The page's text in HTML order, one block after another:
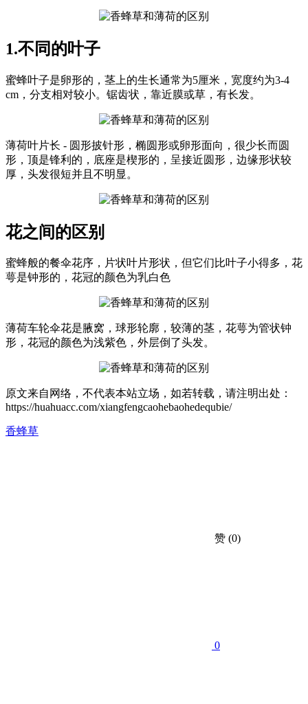
1.不同的叶子
蜜蜂叶子是卵形的，茎上的生长通常为5厘米，宽度约为3-4
cm，分支相对较小。锯齿状，靠近膜或草，有长发。
薄荷叶片长 - 圆形披针形，椭圆形或卵形面向，很少长而圆
形，顶是锋利的，底座是楔形的，呈接近圆形，边缘形状较
厚，头发很短并且不明显。
花之间的区别
蜜蜂般的餐伞花序，片状叶片形状，但它们比叶子小得多，花
萼是钟形的，花冠的颜色为乳白色
薄荷车轮伞花是腋窝，球形轮廓，较薄的茎，花萼为管状钟
形，花冠的颜色为浅紫色，外层倒了头发。
原文来自网络，不代表本站立场，如若转载，请注明出处：
https://huahuacc.com/xiangfengcaohebaohedequbie/
香蜂草
赞 (0)
0